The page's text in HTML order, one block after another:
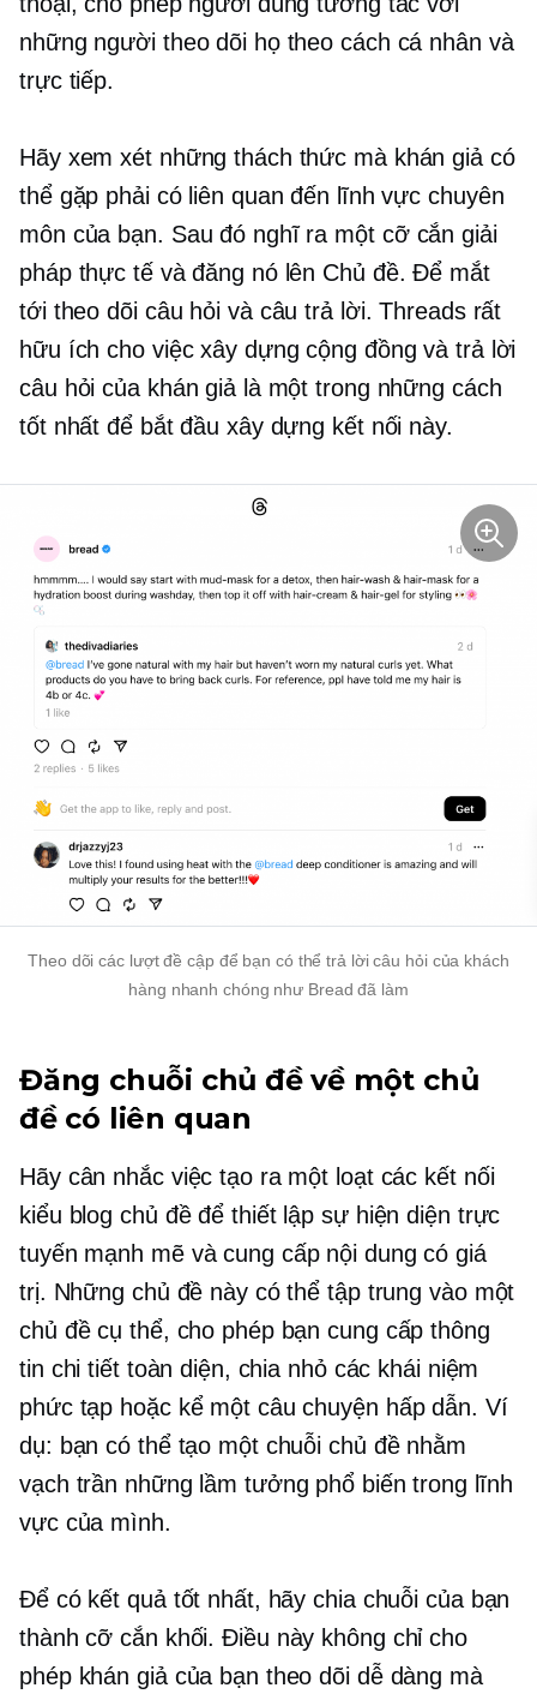
những người theo dõi họ theo cách cá nhân và
trực tiếp.
Hãy xem xét những thách thức mà khán giả có
thể gặp phải có liên quan đến lĩnh vực chuyên
môn của bạn. Sau đó nghĩ ra một cỡ cắn giải
pháp thực tế và đăng nó lên Chủ đề. Để mắt
tới theo dõicâu hỏi và câu trả lời. Threads rất
hữu ích cho việc xây dựng cộng đồng và trả lời
câu hỏi của khán giả là một trong những cách
tốt nhất để bắt đầu xây dựng kết nối này.
Theo dõi các lượt đề cập để bạn có thể trả lời câu hỏi của khách
hàng nhanh chóng như Bread đã làm
Đăng chuỗi chủ đề về một chủ
đề có liên quan
Hãy cân nhắc việc tạo ra một loạt các kết nối
kiểu blog chủ đề để thiết lập sự hiện diện trực
tuyến mạnh mẽ và cung cấp nội dung có giá
trị. Những chủ đề này có thể tập trung vào một
chủ đề cụ thể, cho phép bạn cung cấp thông
tin chi tiết toàn diện, chia nhỏ các khái niệm
phức tạp hoặc kể một câu chuyện hấp dẫn. Ví
dụ: bạn có thể tạo một chuỗi chủ đề nhằm
vạch trần những lầm tưởng phổ biến trong lĩnh
vực của mình.
Để có kết quả tốt nhất, hãy chia chuỗi của bạn
thànhcỡ cắn khối. Điều này không chỉ cho
phép khán giả của bạn theo dõi dễ dàng mà